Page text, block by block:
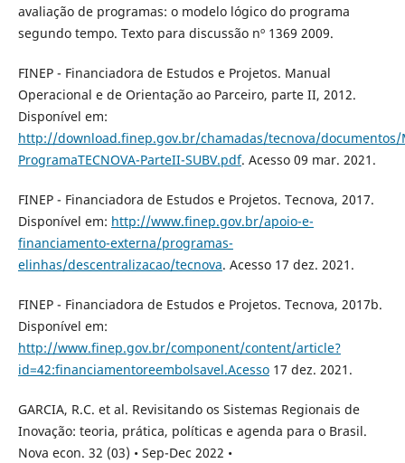
avaliação de programas: o modelo lógico do programa
segundo tempo. Texto para discussão nº 1369 2009.
FINEP - Financiadora de Estudos e Projetos. Manual
Operacional e de Orientação ao Parceiro, parte II, 2012.
Disponível em:
http://download.finep.gov.br/chamadas/tecnova/documentos/
ProgramaTECNOVA-ParteII-SUBV.pdf. Acesso 09 mar. 2021.
FINEP - Financiadora de Estudos e Projetos. Tecnova, 2017.
Disponível em: http://www.finep.gov.br/apoio-e-
financiamento-externa/programas-
elinhas/descentralizacao/tecnova. Acesso 17 dez. 2021.
FINEP - Financiadora de Estudos e Projetos. Tecnova, 2017b.
Disponível em:
http://www.finep.gov.br/component/content/article?
id=42:financiamentoreembolsavel.Acesso17 dez. 2021.
GARCIA, R.C. et al. Revisitando os Sistemas Regionais de
Inovação: teoria, prática, políticas e agenda para o Brasil.
Nova econ. 32 (03) • Sep-Dec 2022 •